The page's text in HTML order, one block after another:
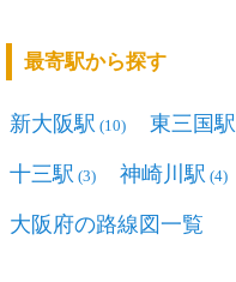
最寄駅から探す
新大阪駅 (10) 東三国駅
十三駅 (3) 神崎川駅 (4)
大阪府の路線図一覧